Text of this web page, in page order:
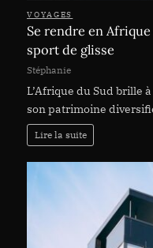
VOYAGES
Se rendre en
sport de glisse
Stéphanie
L’Afrique du Sud brille
son patrimoine
Lire la suite